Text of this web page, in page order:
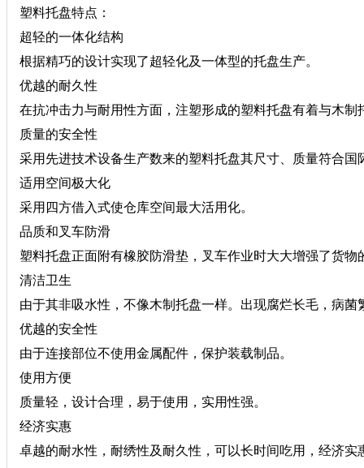
塑料托盘特点：
超轻的一体化结构
根据精巧的设计实现了超轻化及一体型的托盘生产。
优越的耐久性
在抗冲击力与耐用性方面，注塑形成的塑料托盘有着与木制
质量的安全性
采用先进技术设备生产数来的塑料托盘其尺寸、质量符合国
适用空间极大化
采用四方借入式使仓库空间最大活用化。
品质和叉车防滑
塑料托盘正面附有橡胶防滑垫，叉车作业时大大增强了货物
清洁卫生
由于其非吸水性，不像木制托盘一样。出现腐烂长毛，病菌
优越的安全性
由于连接部位不使用金属配件，保护装载制品。
使用方便
质量轻，设计合理，易于使用，实用性强。
经济实惠
卓越的耐水性，耐绣性及耐久性，可以长时间吃用，经济实